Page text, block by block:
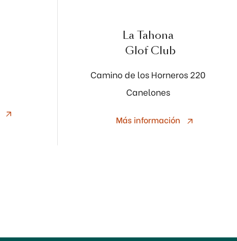
La Tahona
Glof Club
Camino de los Horneros 220
Canelones
Más información